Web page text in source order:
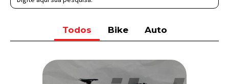
Todos Bike Auto